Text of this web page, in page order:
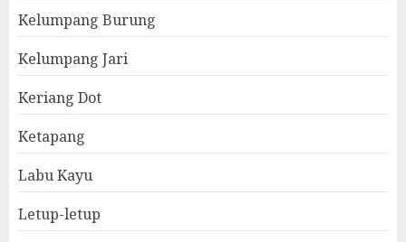
Kelumpang Burung
Kelumpang Jari
Keriang Dot
Ketapang
Labu Kayu
Letup-letup